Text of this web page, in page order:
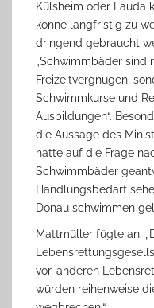
Külsheim oder Lauda
könne langfristig zu
dringend gebraucht
„Schwimmbäder
Freizeitvergnügen,
Schwimmkurse und
Ausbildungen“.
die Aussage des
hatte auf die Frage
Schwimmbäder
Handlungsbedarf
Donau schwimmen
Mattmüller fügte an:
vor, anderen
würden reihenweise